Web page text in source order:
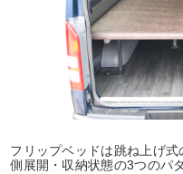
フリップベッドは跳ね上げ
側展開・収納状態の3つのパ